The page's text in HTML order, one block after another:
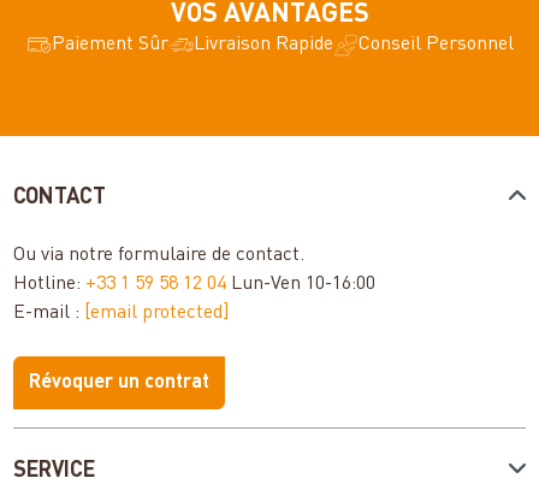
VOS AVANTAGES
Paiement Sûr Livraison Rapide Conseil Personnel
SERVICE
CONTACT
Ou via notreformulaire de contact.
Hotline: +33 1 59 58 12 04 Lun-Ven 10-16:00
E-mail : [email protected]
Révoquer un contrat